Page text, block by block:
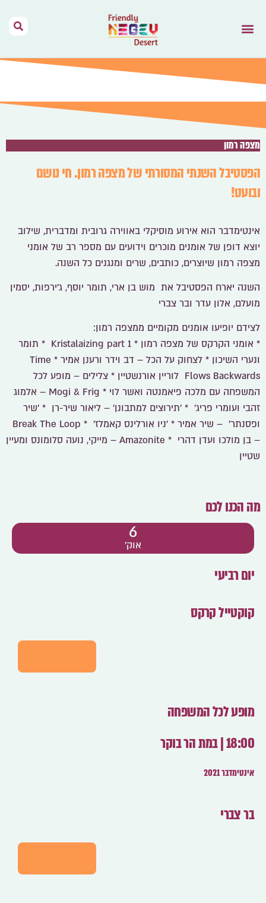
מצפה רמון
הפסטיבל השנתי המסורתי של מצפה רמון. חי נושם
ובועט!
אינטימדבר הוא אירוע מוסיקלי באווירה גרובית ומדברית, שילוב
יוצא דופן של אומנים מוכרים וידועים עם מספר רב של אומני
מצפה רמון שיוצרים, כותבים, שרים ומנגנים כל השנה.
השנה יארח הפסטיבל את מוש בן ארי, תומר יוסף, ג'ירפות, יסמין
מועלם, אלון עדר ובר צברי
לצידם יופיעו אומנים מקומיים ממצפה רמון:
* אומני הקרקס של מצפה רמון * Kristalaizing part 1 * תומר
ונערי השיכון * לצחוק על הכל – דב וידר ורענן אמיר * Time
Flows Backwards לוריין אורנשטיין * צלילים – מופע לכל
המשפחה עם מלכה פיאמנטה ואשר לוי * Mogi & Frig – אלמוג
זהבי ועומרי פריג' * 'תירוצים למתבונן' – ליאור שיר-רן * 'שיר
ופסנתר' – שיר אמיר * 'ניו אורלינס קאמלז' * Break The Loop
– בן מולכו ועדן דהרי * Amazonite – מייקי, נועה סלומונס ומעיין
שטיין
מה הכנו לכם
6
אוק'
יום רביעי
קוקטייל קרקס
מופע לכל המשפחה
18:00 | במת הר בוקר
אינטימדבר 2021
בר צברי